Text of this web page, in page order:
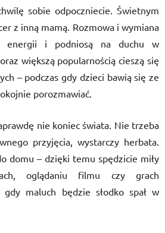
sobie odpoczniecie. Świetnym
z inną mamą. Rozmowa i wymiana
energii i podniosą na duchu w
większą popularnością cieszą się
– podczas gdy dzieci bawią się ze
porozmawiać.
nie koniec świata. Nie trzeba
przyjęcia, wystarczy herbata.
domu – dzięki temu spędzicie miły
oglądaniu filmu czy grach
gdy maluch będzie słodko spał w